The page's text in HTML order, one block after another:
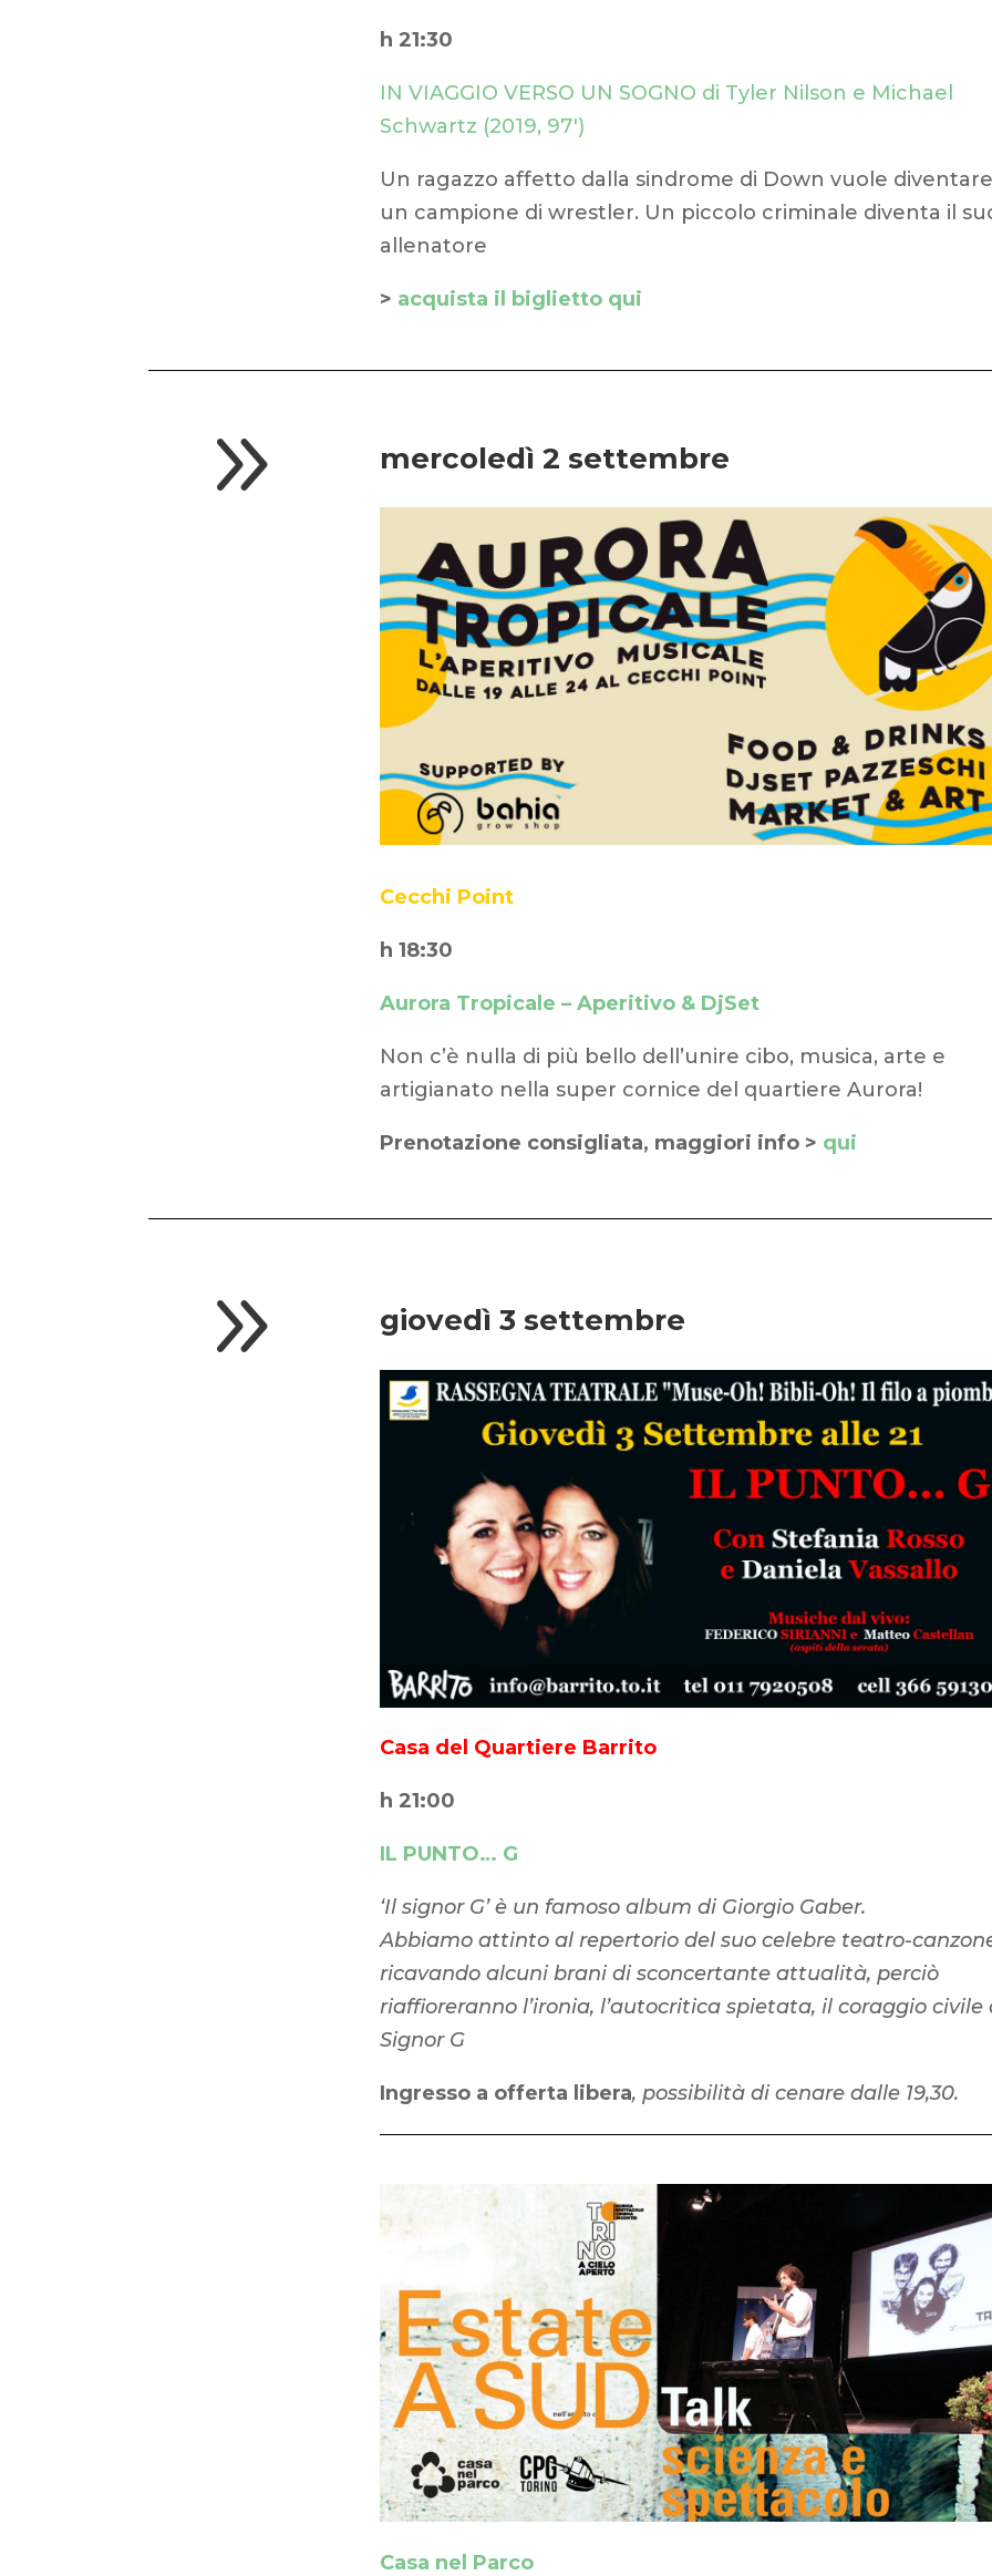
h 21:30
IN VIAGGIO VERSO UN SOGNO di Tyler Nilson e Michael
Schwartz (2019, 97′)
Un ragazzo affetto dalla sindrome di Down vuole
un campione di wrestler. Un piccolo criminale diventa il
allenatore
> acquista il biglietto qui
9 mercoledì 2 settembre
Cecchi Point
h 18:30
Aurora Tropicale – Aperitivo & DjSet
Non c’è nulla di più bello dell’unire cibo, musica, arte e
artigianato nella super cornice del quartiere Aurora!
Prenotazione consigliata, maggiori info > qui
9 giovedì 3 settembre
Casa del Quartiere Barrito
h 21:00
IL PUNTO… G
‘Il signor G’ è un famoso album di Giorgio Gaber.
Abbiamo attinto al repertorio del suo celebre teatro-
ricavando alcuni brani di sconcertante attualità, perciò
riaffioreranno l’ironia, l’autocritica spietata, il coraggio civile
Signor G
Ingresso a offerta libera, possibilità di cenare dalle 19,30.
Casa nel Parco